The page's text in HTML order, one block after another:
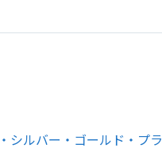
シルバー・ゴールド・プラ